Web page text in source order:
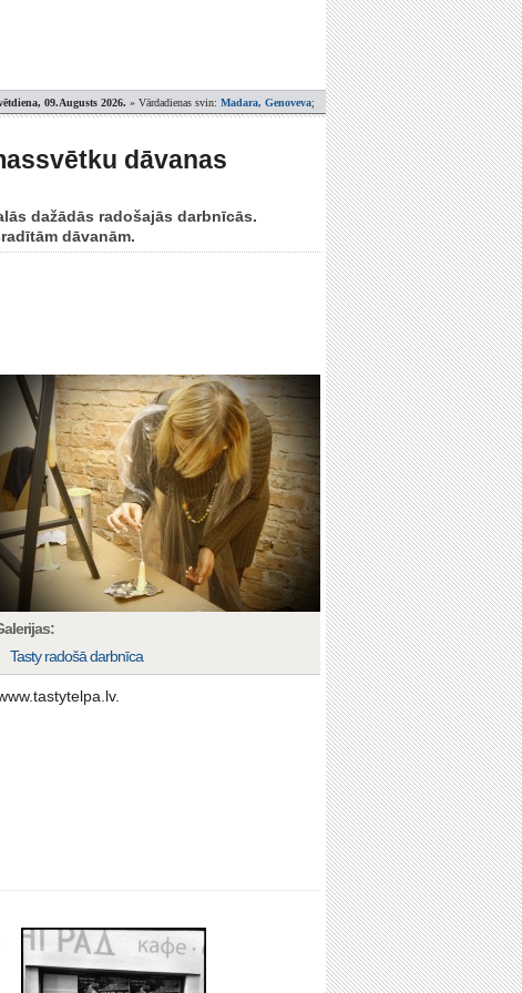
09.Augusts 2026. » Vārdadienas svin: Madara, Genoveva;
dāvanas
dažādās radošajās darbnīcās.
dāvanām.
Tasty radošā darbnīca